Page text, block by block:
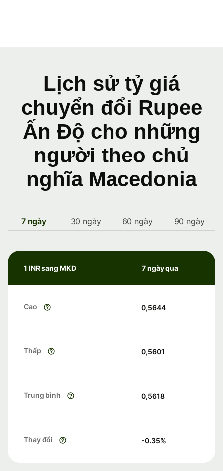
Lịch sử tỷ giá
chuyển đổi Rupee
Ấn Độ cho những
người theo chủ
nghĩa Macedonia
7 ngày 30 ngày 60 ngày 90 ngày
1 INR sang MKD 7 ngày qua
Cao 0,5644
Thấp 0,5601
Trung bình 0,5618
Thay đổi -0.35%